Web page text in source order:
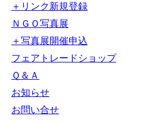
＋リンク新規登録
ＮＧＯ写真展
＋写真展開催申込
フェアトレードショップ
Ｑ＆Ａ
お知らせ
お問い合せ